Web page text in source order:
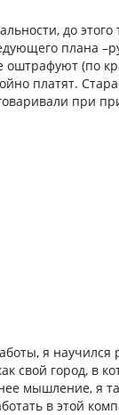
до
плана
оштрафуют (по
платят.
при
я научился
свой город, в
мышление, я
в этой